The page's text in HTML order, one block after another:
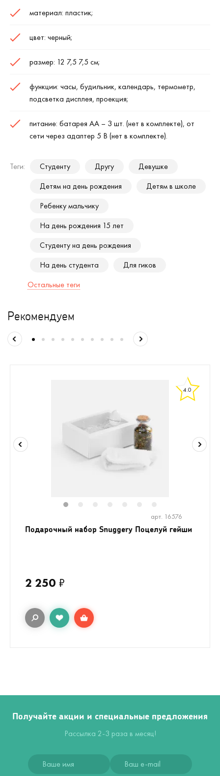
материал: пластик;
цвет: черный;
размер: 12 7,5 7,5 см;
функции: часы, будильник, календарь, термометр,
подсветка дисплея, проекция;
питание: батарея АА – 3 шт. (нет в комплекте), от
сети через адаптер 5 В (нет в комплекте).
Теги: Студенту Другу
Девушке
Детям на день рождения
Детям в школе
Ребенку мальчику
На день рождения 15 лет
Студенту на день рождения
На день студента
Для гиков
Остальные теги
Рекомендуем
4.0
арт. 16576
Подарочный набор Snuggery Поцелуй гейши
2 250 ₽
Получайте акции и специальные предложения
Рассылка 2-3 раза в месяц!